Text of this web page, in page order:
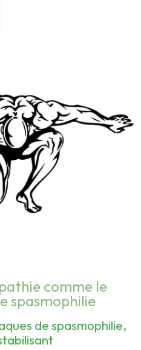
comme le
spasmophilie
de spasmophilie,